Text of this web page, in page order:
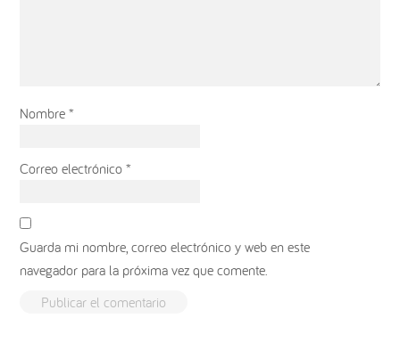
Nombre*
Correo electrónico*
Guarda mi nombre, correo electrónico y web en este
navegador para la próxima vez que comente.